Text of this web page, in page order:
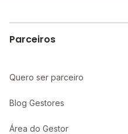
Parceiros
Quero ser parceiro
Blog Gestores
Área do Gestor